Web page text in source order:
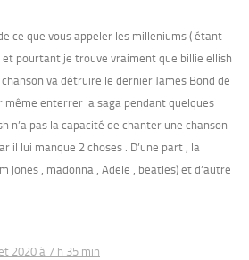
ce que vous appeler les milleniums ( étant
et pourtant je trouve vraiment que billie ellish
va détruire le dernier James Bond de
même enterrer la saga pendant quelques
n’a pas la capacité de chanter une chanson
il lui manque 2 choses . D’une part , la
jones , madonna , Adele , beatles) et d’autre
2020 à 7 h 35 min